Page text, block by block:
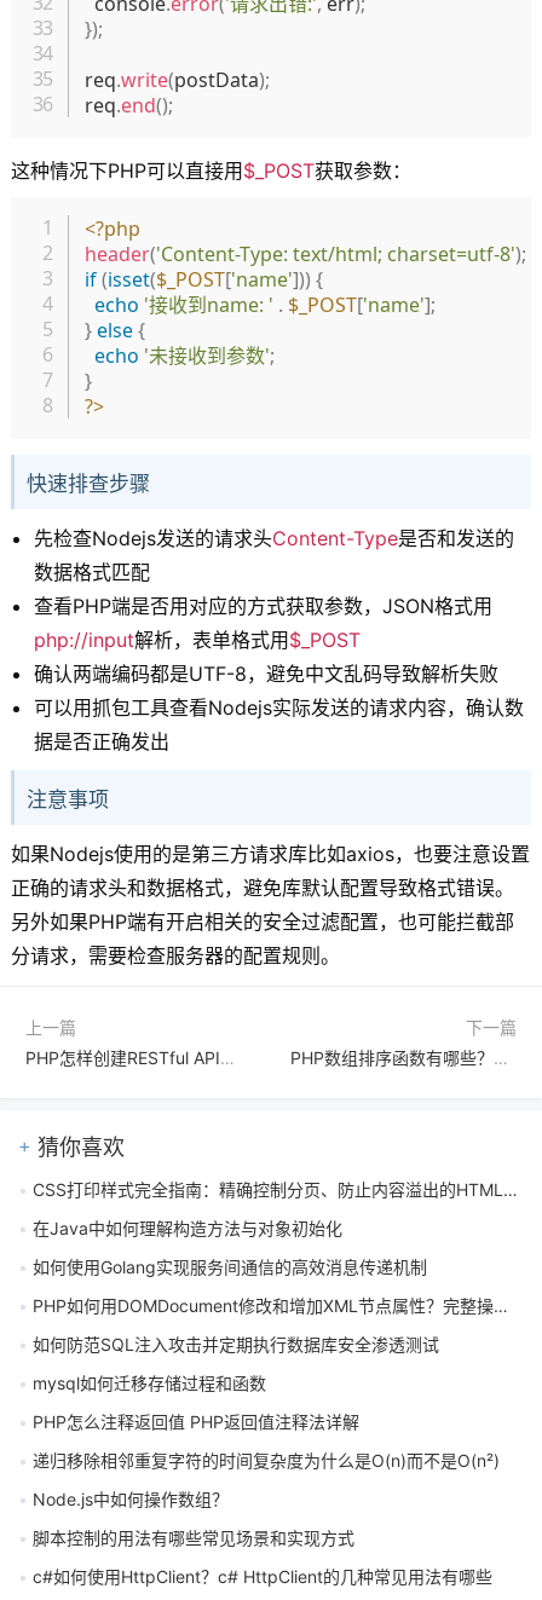
});
req.write(postData);
req.end();
这种情况下PHP可以直接用$_POST获取参数：
<?php
header('Content-Type: text/html; charset=utf-8');
if(isset($_POST['name'])) {
echo '接收到name: ' . $_POST['name'];
}else{
echo '未接收到参数';
}
?>
快速排查步骤
先检查Nodejs发送的请求头Content-Type是否和发送的
数据格式匹配
查看PHP端是否用对应的方式获取参数，JSON格式用
php://input解析，表单格式用$_POST
确认两端编码都是UTF-8，避免中文乱码导致解析失败
可以用抓包工具查看Nodejs实际发送的请求内容，确认数
据是否正确发出
注意事项
如果Nodejs使用的是第三方请求库比如axios，也要注意设置
正确的请求头和数据格式，避免库默认配置导致格式错误。
另外如果PHP端有开启相关的安全过滤配置，也可能拦截部
分请求，需要检查服务器的配置规则。
上一篇
PHP怎样创建RESTful API接口
下一篇
PHP数组排序函数有哪些？各自的使用场景是什么
猜你喜欢
CSS打印样式完全指南：精确控制分页、防止内容溢出的HTML布局技巧
在Java中如何理解构造方法与对象初始化
如何使用Golang实现服务间通信的高效消息传递机制
PHP如何用DOMDocument修改和增加XML节点属性？完整操作指南
如何防范SQL注入攻击并定期执行数据库安全渗透测试
mysql如何迁移存储过程和函数
PHP怎么注释返回值 PHP返回值注释法详解
递归移除相邻重复字符的时间复杂度为什么是O(n)而不是O(n²)
Node.js中如何操作数组？
脚本控制的用法有哪些常见场景和实现方式
c#如何使用HttpClient？c# HttpClient的几种常见用法有哪些